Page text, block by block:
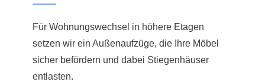
Für Wohnungswechsel in höhere Etagen
setzen wir ein Außenaufzüge, die Ihre Möbel
sicher befördern und dabei Stiegenhäuser
entlasten.